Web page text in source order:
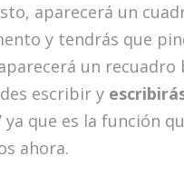
aparecerá un
y tendrás que
un recuadro
escribir y
ya que es la función
ahora.